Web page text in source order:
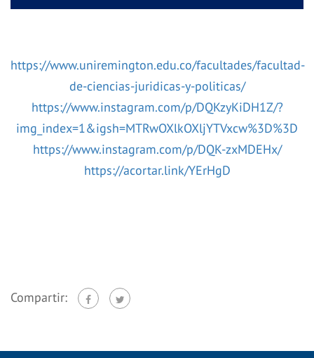
https://www.uniremington.edu.co/facultades/facultad-
de-ciencias-juridicas-y-politicas/
https://www.instagram.com/p/DQKzyKiDH1Z/?
img_index=1&igsh=MTRwOXlkOXljYTVxcw%3D%3D
https://www.instagram.com/p/DQK-zxMDEHx/
https://acortar.link/YErHgD
Compartir: